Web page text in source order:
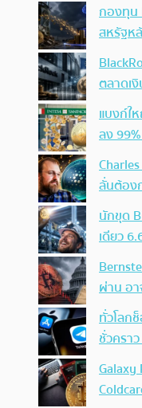
กองทุน
สหรัฐห
ตลาดเ
แบงก์ใ
ลง
ลั่นต้อง
นักขุด
เดียว
ผ่าน อ
ทั่วโลก
ชั่วครา
Galaxy